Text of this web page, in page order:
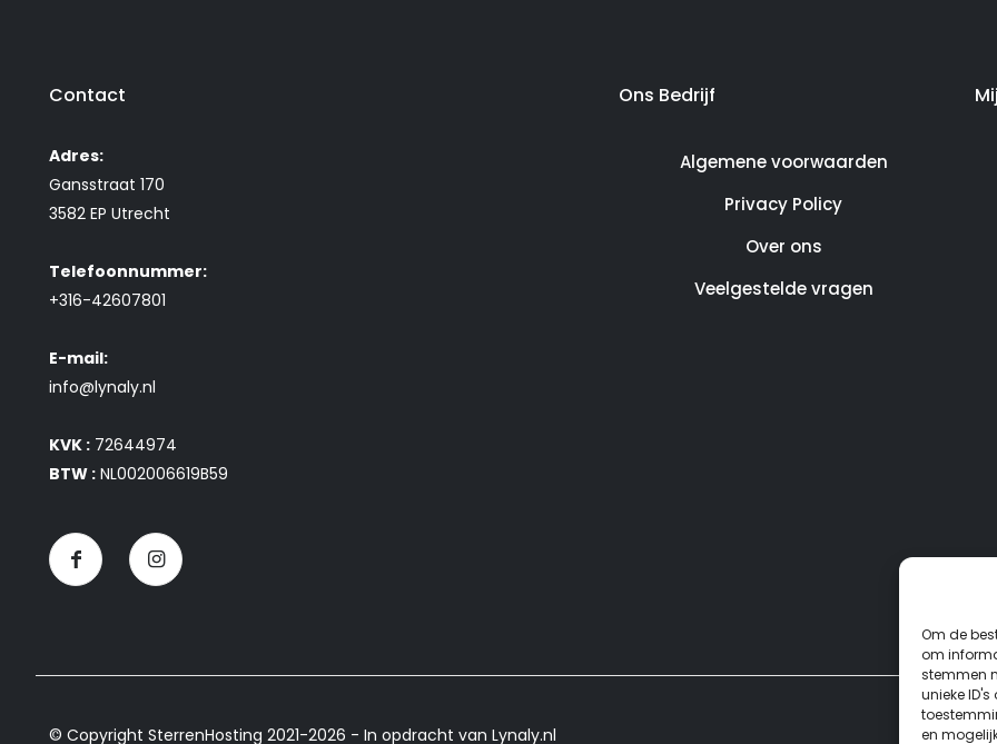
Om de
om
stemmen
unieke
en
Contact
Adres:
Gansstraat 170
3582 EP Utrecht
Telefoonnummer:
+316-42607801
E-mail:
info@lynaly.nl
KVK : 72644974
BTW : NL002006619B59
Ons Bedrijf
Algemene voorwaarden
Privacy Policy
Over ons
Veelgestelde vragen
© Copyright SterrenHosting 2021-2026 - In opdracht van Lynaly.nl